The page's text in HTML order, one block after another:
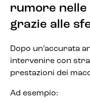
rumore nelle
grazie alle
Dopo un’accurata
intervenire con
prestazioni dei
Ad esempio: